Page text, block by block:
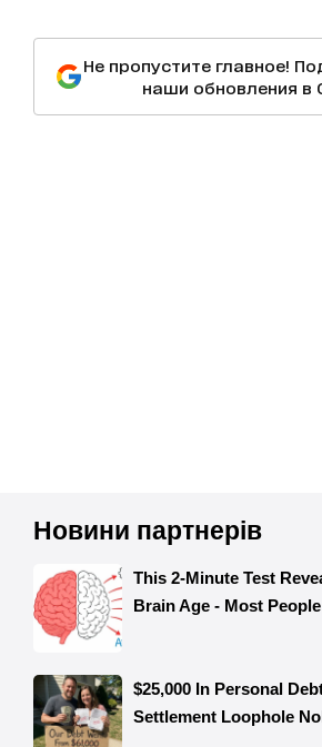
Не пропустите главное!
наши обновления в